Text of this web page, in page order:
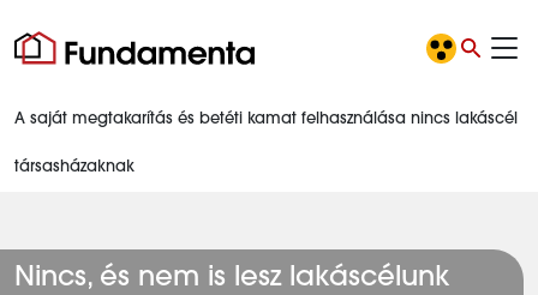
A saját megtakarítás és betéti kamat felhasználása nincs lakáscél
társasházaknak
Nincs, és nem is lesz lakáscélunk